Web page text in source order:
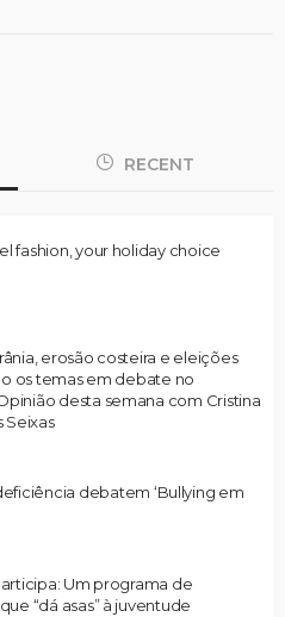
RECENT
fashion, your holiday choice
erosão costeira e eleições
os temas em debate no
desta semana com Cristina
Seixas
debatem ‘Bullying em
Um programa de
“dá asas” à juventude